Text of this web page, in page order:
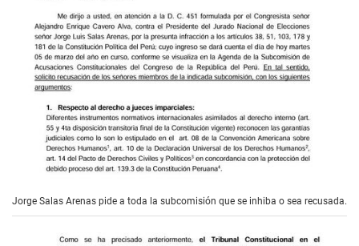
Jorge Salas Arenas pide a toda la subcomisión que se inhiba o sea recusada.